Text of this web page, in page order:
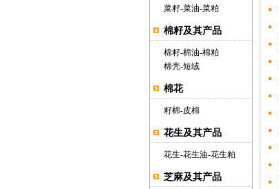
菜籽-菜油-菜粕
棉籽及其产品
棉籽-棉油-棉粕
棉壳-短绒
棉花
籽棉-皮棉
花生及其产品
花生-花生油-花生粕
芝麻及其产品